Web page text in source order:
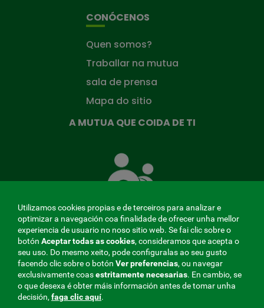
CONÓCENOS
Quen somos?
Traballar na mutua
sala de prensa
Mapa do sitio
A MUTUA QUE COIDA DE TI
Mutua
que
MENÚ
REDES
Utilizamos cookies propias e de terceiros para analizar e
optimizar a navegación coa finalidade de ofrecer unha mellor
experiencia de usuario no noso sitio web. Se fai clic sobre o
botón Aceptar todas as cookies, consideramos que acepta o
seu uso. Do mesmo xeito, pode configuralas ao seu gusto
facendo clic sobre o botón Ver preferencias, ou navegar
exclusivamente coasestritamentenecesarias. En cambio, se
o que desexa é obter máis información antes de tomar unha
decisión, faga clic aquí.